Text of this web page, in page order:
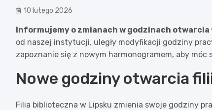
10 lutego 2026
Informujemy o zmianach w godzinach
od naszej instytucji, uległy modyfikacji godziny
zapoznanie się z nowym harmonogramem, aby
Nowe godziny otwarcia
Filia biblioteczna w Lipsku zmienia swoje godziny